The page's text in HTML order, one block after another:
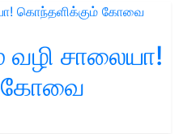
வழி சாலையா!
கோவை